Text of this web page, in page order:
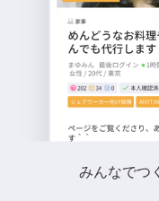
みんなでつ